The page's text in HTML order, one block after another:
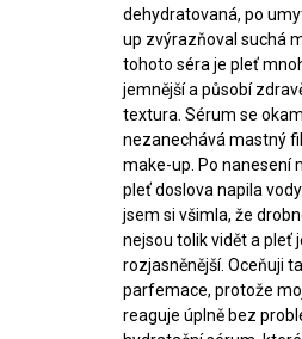
dehydratovaná, po
up zvýrazňoval suchá
tohoto séra je pleť
jemnější a působí
textura. Sérum se
nezanechává mastný
make-up. Po nanesení
pleť doslova napila
jsem si všimla, že
nejsou tolik vidět a pleť
rozjasněnější. Oceňuji
parfemace, protože
reaguje úplně bez